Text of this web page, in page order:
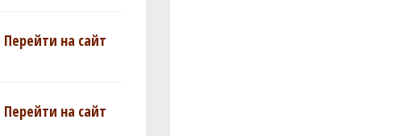
Перейти на сайт
Перейти на сайт